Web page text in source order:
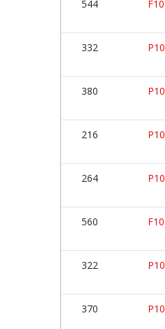
544 F10
332 P10
380 P10
216 P10
264 P10
560 F10
322 P10
370 P10